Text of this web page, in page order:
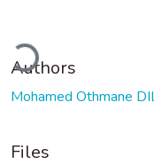
Authors
Mohamed Othmane
Files